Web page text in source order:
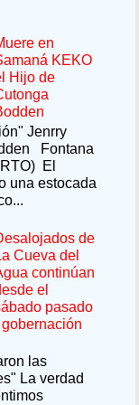
en
KEKO
Hijo de
Jenrry
Fontana
El
una estocada
de
Cueva del
continúan
el
pasado
las
La verdad